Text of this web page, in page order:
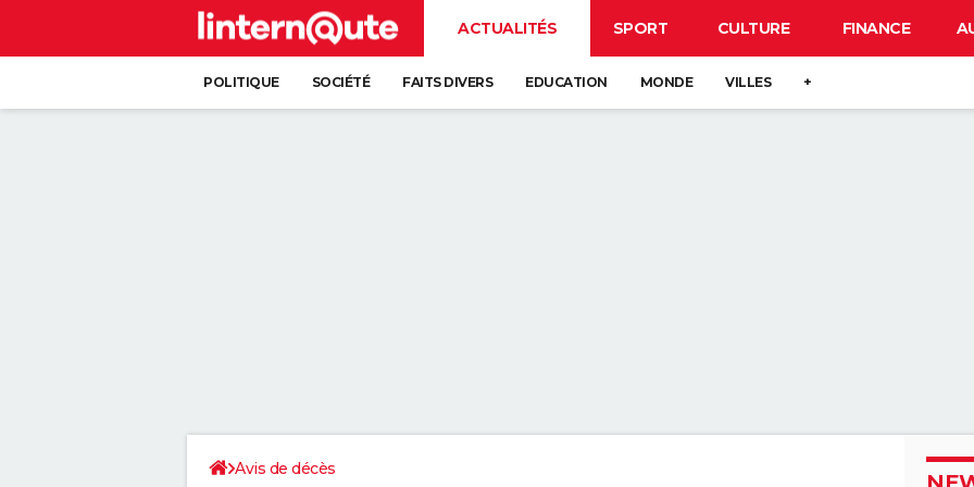
ACTUALITÉS SPORT CULTURE FINANCE
POLITIQUE SOCIÉTÉ FAITS DIVERS EDUCATION MONDE VILLES +
Avis de décès